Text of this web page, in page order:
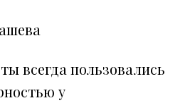
всегда пользовались
у